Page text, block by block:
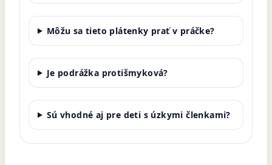
Môžu sa tieto plátenky prať v práčke?
Je podrážka protišmyková?
Sú vhodné aj pre deti s úzkymi členkami?